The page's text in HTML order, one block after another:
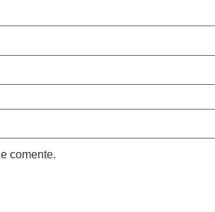
comente.